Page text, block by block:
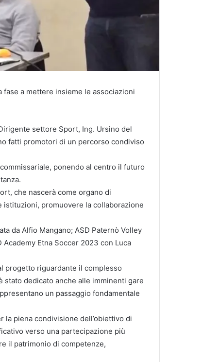
a mettere insieme le associazioni
settore Sport, Ing. Ursino del
fatti promotori di un percorso condiviso
ponendo al centro il futuro
che nascerà come organo di
promuovere la collaborazione
da Alfio Mangano; ASD Paternò Volley
Etna Soccer 2023 con Luca
progetto riguardante il complesso
dedicato anche alle imminenti gare
un passaggio fondamentale
la piena condivisione dell’obiettivo di
verso una partecipazione più
il patrimonio di competenze,